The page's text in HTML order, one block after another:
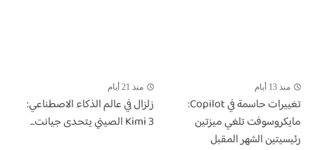
منذ 13 أيام
تغييرات حاسمة في Copilot:
مايكروسوفت تلغي ميزتين
رئيسيتين الشهر المقبل
منذ 21 أيام
زلزال في عالم الذكاء الاصطناعي:
Kimi 3 الصيني يتحدى جيانت...